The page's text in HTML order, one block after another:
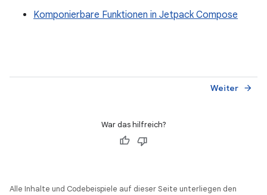
Komponierbare Funktionen in Jetpack Compose
Weiter arrow_forward
War das hilfreich?
Alle Inhalte und Codebeispiele auf dieser Seite unterliegen den